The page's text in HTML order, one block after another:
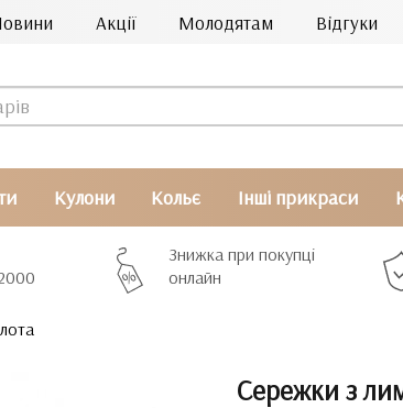
Акції Молодятам Відгуки
Кулони Кольє Інші прикраси
Знижка при покупці
онлайн
Сережки з